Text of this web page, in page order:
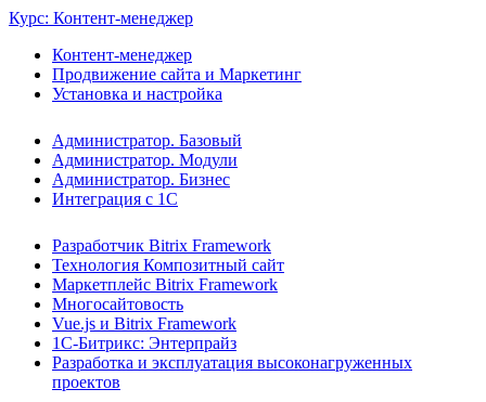
Курс: Контент-менеджер
Контент-менеджер
Продвижение сайта и Маркетинг
Установка и настройка
Администратор. Базовый
Администратор. Модули
Администратор. Бизнес
Интеграция с 1С
Разработчик Bitrix Framework
Технология Композитный сайт
Маркетплейс Bitrix Framework
Многосайтовость
Vue.js и Bitrix Framework
1С-Битрикс: Энтерпрайз
Разработка и эксплуатация высоконагруженных
проектов